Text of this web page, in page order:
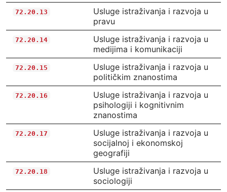
72.20.13
Usluge istraživanja i razvoja u
pravu
72.20.14
Usluge istraživanja i razvoja u
medijima i komunikaciji
72.20.15
Usluge istraživanja i razvoja u
političkim znanostima
72.20.16
Usluge istraživanja i razvoja u
psihologiji i kognitivnim
znanostima
72.20.17
Usluge istraživanja i razvoja u
socijalnoj i ekonomskoj
geografiji
72.20.18
Usluge istraživanja i razvoja u
sociologiji